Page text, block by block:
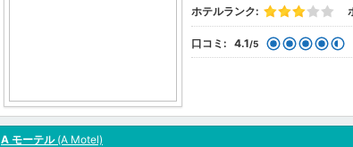
ホテルランク:
口コミ: 4.1/5
A モーテル(A Motel)